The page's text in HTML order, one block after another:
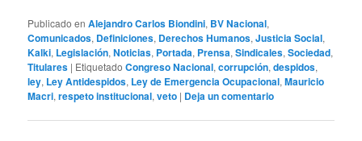
Publicado en Alejandro Carlos Biondini, BV Nacional,
Comunicados, Definiciones, Derechos Humanos,Justicia Social,
Kalki, Legislación,Noticias, Portada, Prensa,Sindicales,Sociedad,
Titulares | Etiquetado Congreso Nacional,corrupción,despidos,
ley, Ley Antidespidos, Ley de Emergencia Ocupacional,Mauricio
Macri,respeto institucional,veto | Deja un comentario